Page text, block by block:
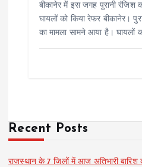
बीकानेर में इस जगह पुरानी रंजिश
घायलों को किया रेफर बीकानेर।
का मामला सामने आया है। घायलों
Recent Posts
राजस्थान के 7 जिलों में आज अतिभारी बारिश